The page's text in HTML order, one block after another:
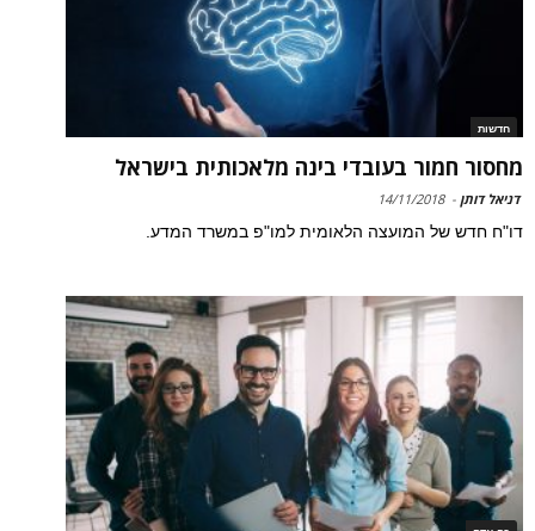
חדשות
מחסור חמור בעובדי בינה מלאכותית בישראל
דניאל דותן -
14/11/2018
דו"ח חדש של המועצה הלאומית למו"פ במשרד המדע.